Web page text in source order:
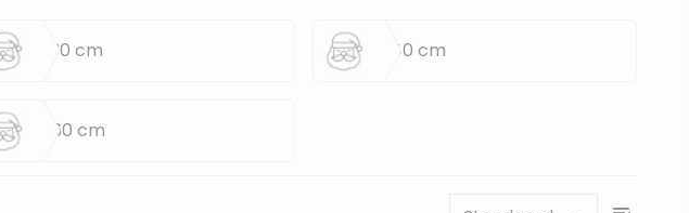
21-30 cm 31-40 cm
51-60 cm